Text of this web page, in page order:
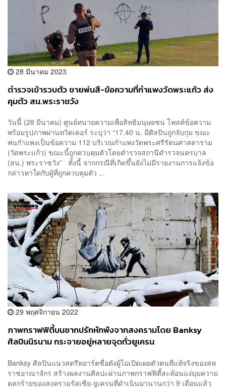
28 มีนาคม 2023
ตำรวจเข้ารวบตัว ชายพ่นสี-ข้อความที่กำแพงวัดพระแก้ว ส่ง
คุมตัว สน.พระราชวัง
วันนี้ (28 มีนาคม) ศูนย์ทนายความเพื่อสิทธิมนุษยชน โพสต์ข้อความ
พร้อมรูปภาพผ่านทวิตเตอร์ ระบุว่า “17.40 น. มีศิลปินถูกจับกุม ขณะ
พ่นกำแพงเป็นข้อความ 112 บริเวณกำแพงวัดพระศรีรัตนศาสดาราม
(วัดพระแก้ว) ขณะนี้ถูกควบคุมตัวโดยตำรวจสถานีตำรวจนครบาล
(สน.) พระราชวัง” ทั้งนี้ จากกรณีที่เกิดขึ้นยังไม่มีรายงานการแจ้งข้อ
กล่าวหาใดกับผู้ที่ถูกควบคุมตัว ...
29 พฤศจิกายน 2022
ภาพกราฟฟิตี้บนซากปรักหักพังจากสงครามโดย Banksy
ศิลปินนิรนาม กระจายอยู่หลายจุดทั่วยูเครน
Banksy ศิลปินแนวสตรีทอาร์ตชื่อดังผู้ไม่เปิดเผยตัวตนที่แท้จริงของสห
ราชอาณาจักร สร้างผลงานศิลปะผ่านภาพกราฟฟิตี้สะท้อนแง่มุมความ
ตลกร้ายของสงครามรัสเซีย-ยูเครนที่ดำเนินมานานกว่า 9 เดือนแล้ว